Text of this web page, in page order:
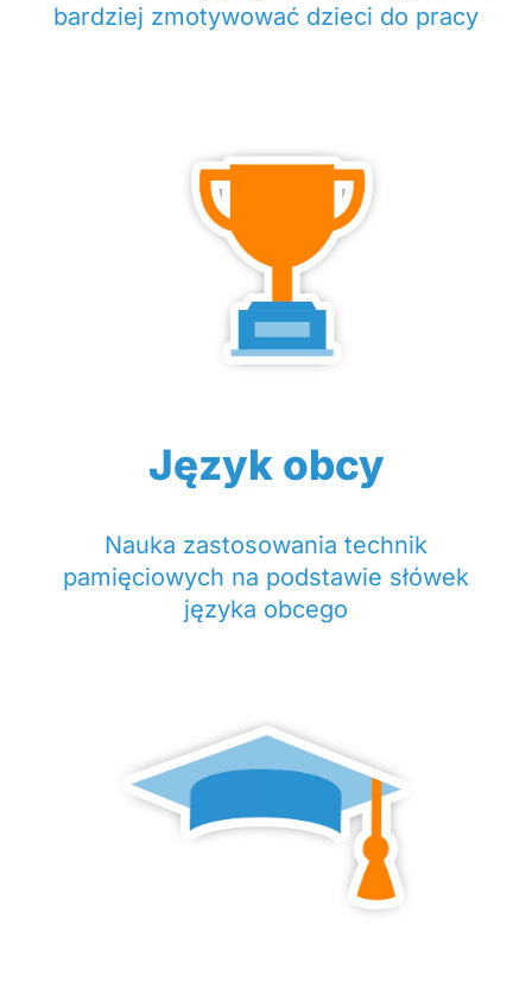
bardziej zmotywować dzieci do pracy​
Język obcy
Nauka zastosowania technik
pamięciowych na podstawie słówek
języka obcego